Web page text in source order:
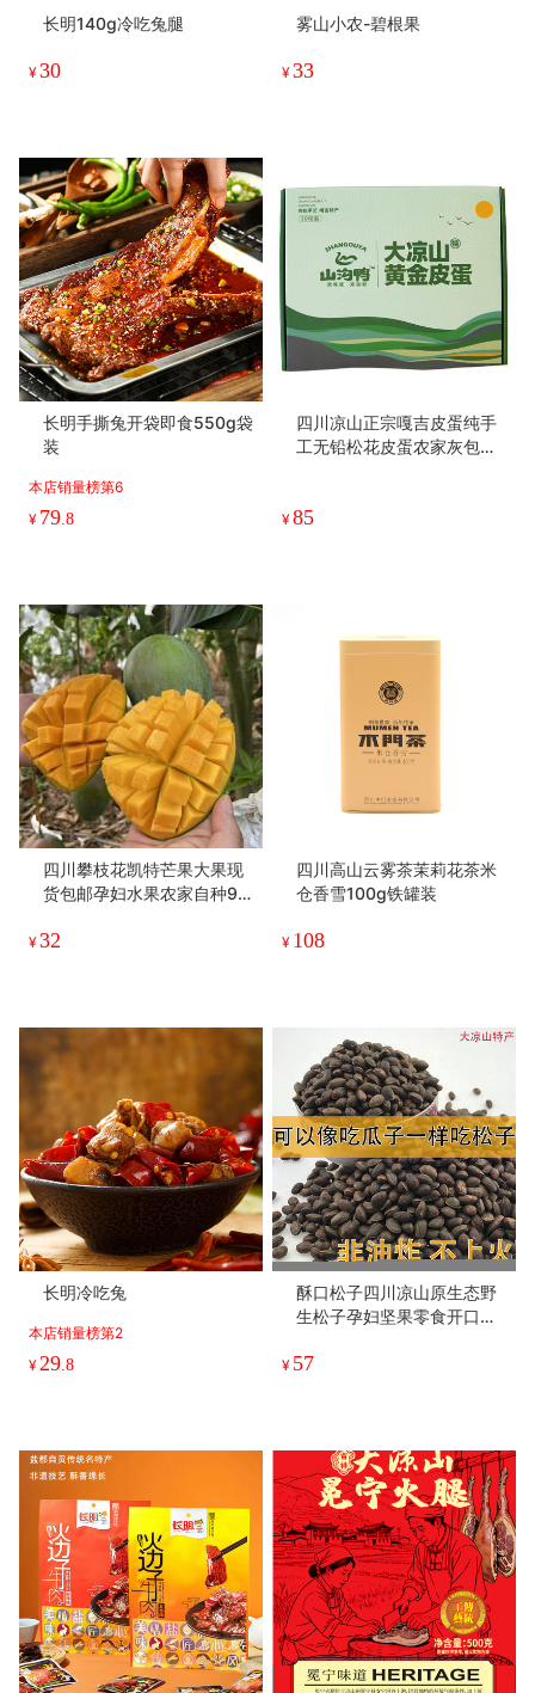
长明140g冷吃兔腿
¥30
雾山小农-碧根果
¥33
长明手撕兔开袋即食550g袋
装
本店销量榜第6
¥ 79.8
四川凉山正宗嘎吉皮蛋纯手
工无铅松花皮蛋农家灰包溏
¥85
四川攀枝花凯特芒果大果现
货包邮孕妇水果农家自种9
¥32
四川高山云雾茶茉莉花茶米
仓香雪100g铁罐装
¥ 108
长明冷吃兔
本店销量榜第2
¥29.8
酥口松子四川凉山原生态野
生松子孕妇坚果零食开口松
¥ 57